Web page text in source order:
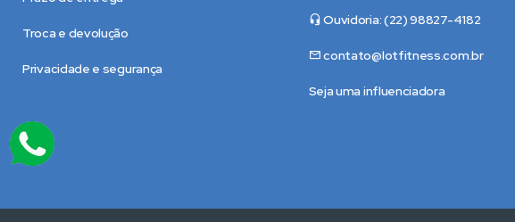
Troca e devolução
Privacidade e segurança
Ouvidoria: (22) 98827-4182
contato@lotfitness.com.br
Seja uma influenciadora